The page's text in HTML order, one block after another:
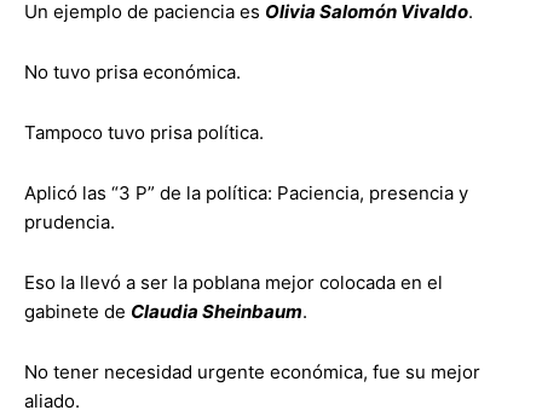
Un ejemplo de paciencia es Olivia Salomón Vivaldo.
No tuvo prisa económica.
Tampoco tuvo prisa política.
Aplicó las “3 P” de la política: Paciencia, presencia y
prudencia.
Eso la llevó a ser la poblana mejor colocada en el
gabinete de Claudia Sheinbaum.
No tener necesidad urgente económica, fue su mejor
aliado.